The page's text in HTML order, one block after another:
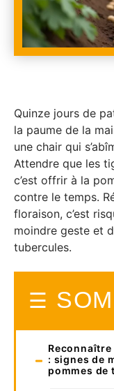
Quinze jours de
la paume de la
une chair qui
Attendre que les
c’est offrir à la
contre le temps.
floraison, c’est
moindre geste et
tubercules.
: signes de
pommes de